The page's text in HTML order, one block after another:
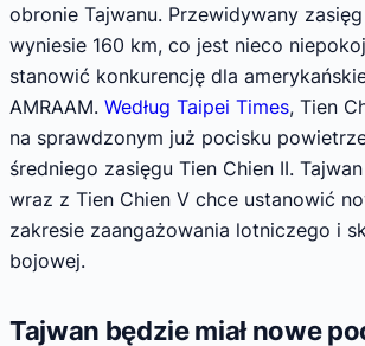
obronie Tajwanu. Przewidywany
wyniesie 160 km, co jest nieco
stanowić konkurencję dla
AMRAAM. Według Taipei Times, Tien
na sprawdzonym już pocisku
średniego zasięgu Tien Chien II.
wraz z Tien Chien V chce ustanowić
zakresie zaangażowania lotniczego i
bojowej.
Tajwan będzie miał nowe